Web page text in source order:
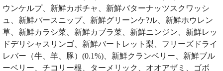
ウンケルプ、新鮮カボチャ、新鮮バターナッツスクワッシ
ュ、新鮮パースニップ、新鮮グリーンケ?ル、新鮮ホウレン
草、新鮮カラシ菜、新鮮カブラ菜、新鮮ニンジン、新鮮レッ
ドデリシャスリンゴ、新鮮バートレット梨、フリーズドライ
レバー（牛、羊、豚）(0.1%)、新鮮クランベリー、新鮮ブル
ーベリー、チコリー根、ターメリック、オオアザミ、ゴボ